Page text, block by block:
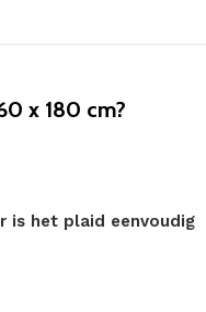
x 180 cm?
is het plaid eenvoudig